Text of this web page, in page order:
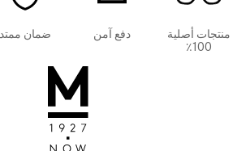
منتجات أصلية
100٪
دفع آمن ضمان ممتد